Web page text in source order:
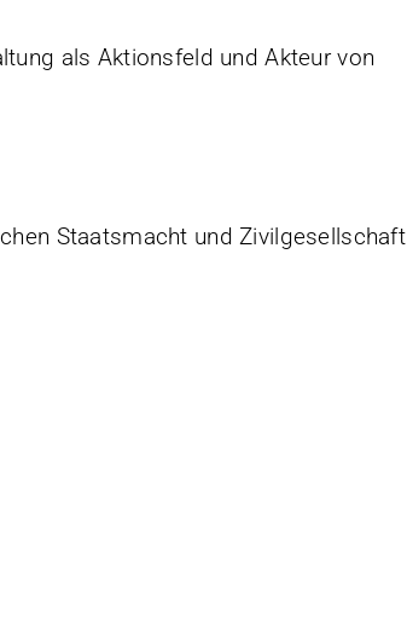
als Aktionsfeld und Akteur von
Staatsmacht und Zivilgesellschaft